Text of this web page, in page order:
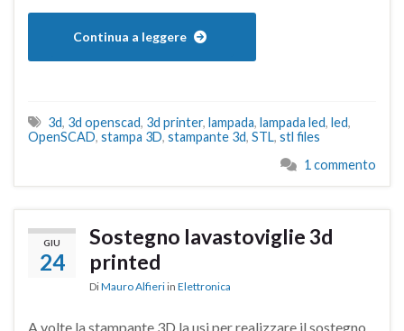
Continua a leggere
3d, 3d openscad, 3d printer, lampada, lampada led, led,
OpenSCAD, stampa 3D, stampante 3d, STL, stl files
1 commento
GIU
24
Sostegno lavastoviglie 3d
printed
DiMauro Alfieri in Elettronica
A volte la stampante 3D la usi per realizzare il sostegno